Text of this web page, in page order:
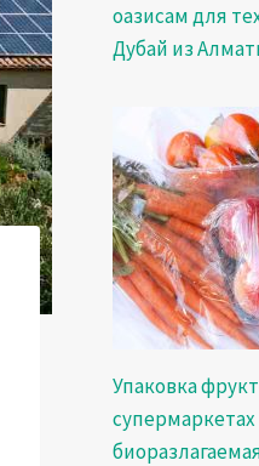
оазисам для
Дубай из
Упаковка